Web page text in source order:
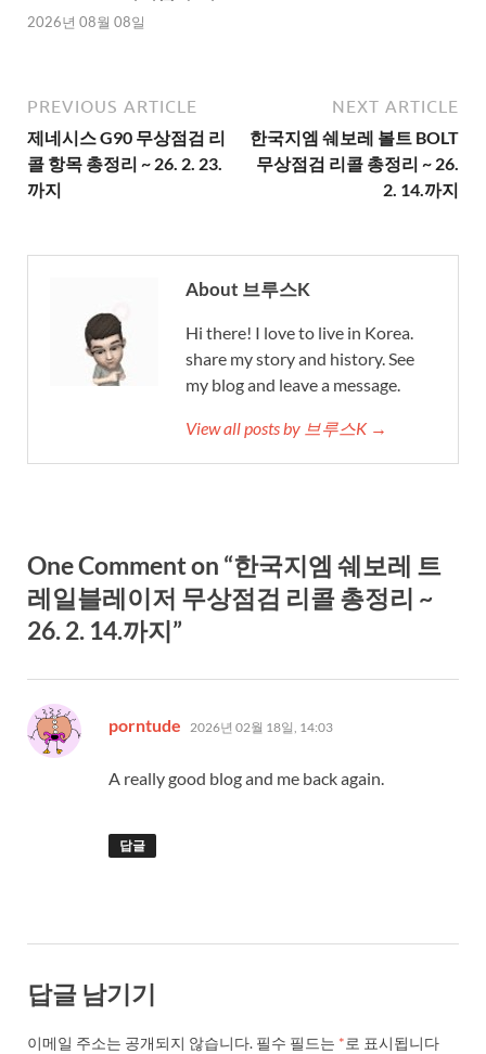
2026년 08월 08일
PREVIOUS ARTICLE
제네시스 G90 무상점검 리
콜 항목 총정리 ~ 26. 2. 23.
까지
NEXT ARTICLE
한국지엠 쉐보레 볼트 BOLT
무상점검 리콜 총정리 ~ 26.
2. 14.까지
About 브루스K
Hi there! I love to live in Korea.
share my story and history. See
my blog and leave a message.
View all posts by 브루스K →
One Comment on “한국지엠 쉐보레 트
레일블레이저 무상점검 리콜 총정리 ~
26. 2. 14.까지”
porntude 댓
글:
2026년 02월 18일, 14:03
A really good blog and me back again.
답글
답글 남기기
이메일 주소는 공개되지 않습니다. 필수 필드는 *로 표시됩니다